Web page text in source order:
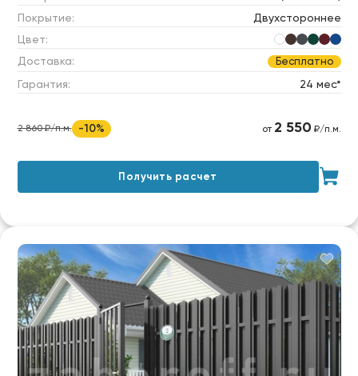
Покрытие:
Двухстороннее
Цвет:
Доставка:
Бесплатно
Гарантия: 24 мес*
2 860 ₽/п.м. -10% от 2 550 ₽/п.м.
Получить расчет